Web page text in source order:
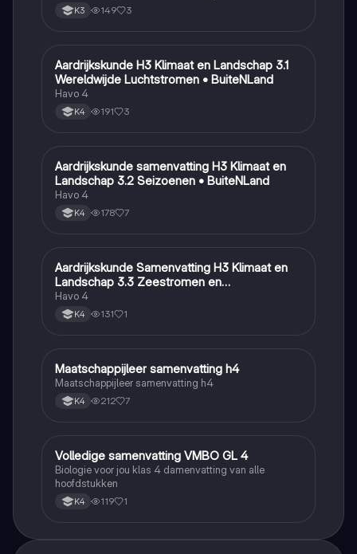
K3 149 3
Aardrijkskunde
Aardrijkskunde H3 Klimaat en Landschap 3.1
Wereldwijde Luchtstromen • BuiteNLand
Havo 4
K4 191 3
Aardrijkskunde
Aardrijkskunde samenvatting H3 Klimaat en
Landschap 3.2 Seizoenen • BuiteNLand
Havo 4
K4 178 7
Aardrijkskunde
Aardrijkskunde Samenvatting H3 Klimaat en
Landschap 3.3 Zeestromen en
Klimaatgebieden • BuiteNLand
Havo 4
K4 131 1
Maatschappijleer
Maatschappijleer samenvatting h4
Maatschappijleer samenvatting h4
K4 212 7
Biologie
Volledige samenvatting VMBO GL 4
Biologie voor jou klas 4 damenvatting van alle
hoofdstukken
K4 119 1